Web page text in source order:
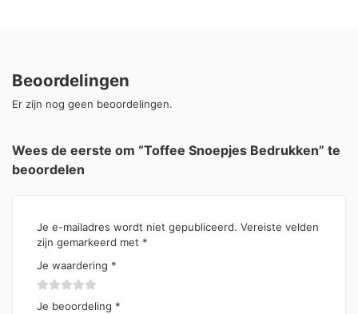
Beoordelingen
Er zijn nog geen beoordelingen.
Wees de eerste om “Toffee Snoepjes Bedrukken” te
beoordelen
Je e-mailadres wordt niet gepubliceerd. Vereiste velden
zijn gemarkeerd met *
Je waardering *
Je beoordeling *